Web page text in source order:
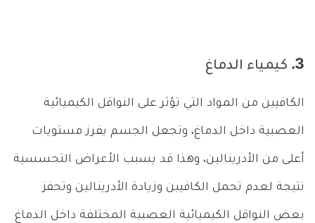
3. كيمياء الدماغ
الكافيين من المواد التي تؤثر على النواقل الكيميائية
العصبية داخل الدماغ، وتجعل الجسم يفرز مستويات
أعلى من الأدرينالين، وهذا قد يسبب الأعراض التحسسية
نتيجة لعدم تحمل الكافيين وزيادة الأدرينالين وتحفز
بعض النواقل الكيميائية العصبية المختلفة داخل الدماغ